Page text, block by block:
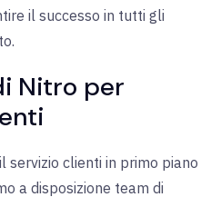
il successo in tutti gli
Nitro per
servizio clienti in primo piano
a disposizione team di